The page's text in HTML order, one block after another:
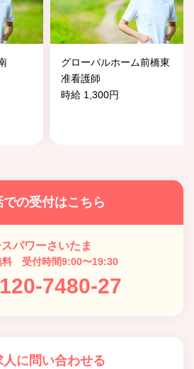
グローバルホーム前橋東
准看護師
時給 1,300円
での受付はこちら
パワーさいたま
料 受付時間9:00〜19:30
7480-27
人に問い合わせる